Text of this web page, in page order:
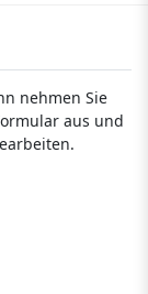
nehmen Sie
aus und